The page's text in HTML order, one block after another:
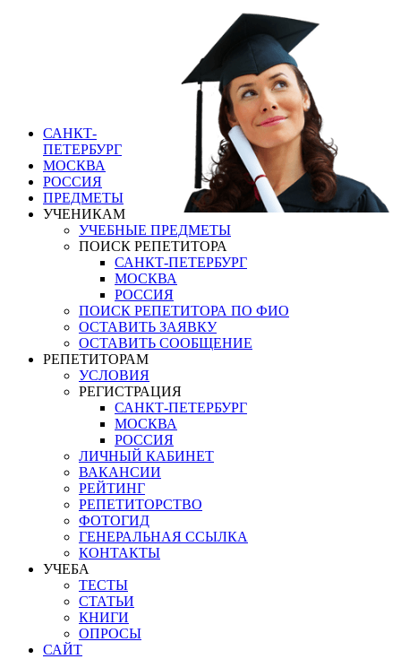
САНКТ-
ПЕТЕРБУРГ
МОСКВА
РОССИЯ
ПРЕДМЕТЫ
УЧЕНИКАМ
УЧЕБНЫЕ ПРЕДМЕТЫ
ПОИСК РЕПЕТИТОРА
САНКТ-ПЕТЕРБУРГ
МОСКВА
РОССИЯ
ПОИСК РЕПЕТИТОРА ПО ФИО
ОСТАВИТЬ ЗАЯВКУ
ОСТАВИТЬ СООБЩЕНИЕ
РЕПЕТИТОРАМ
УСЛОВИЯ
РЕГИСТРАЦИЯ
САНКТ-ПЕТЕРБУРГ
МОСКВА
РОССИЯ
ЛИЧНЫЙ КАБИНЕТ
ВАКАНСИИ
РЕЙТИНГ
РЕПЕТИТОРСТВО
ФОТОГИД
ГЕНЕРАЛЬНАЯ ССЫЛКА
КОНТАКТЫ
УЧЕБА
ТЕСТЫ
СТАТЬИ
КНИГИ
ОПРОСЫ
САЙТ